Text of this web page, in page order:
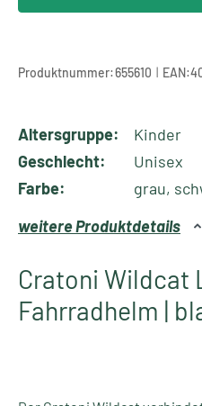
Produktnummer:655610 | EAN:
Altersgruppe:
Kinder
Geschlecht:
Unisex
Farbe:
grau,
weitere Produktdetails
Cratoni Wildcat
Fahrradhelm |